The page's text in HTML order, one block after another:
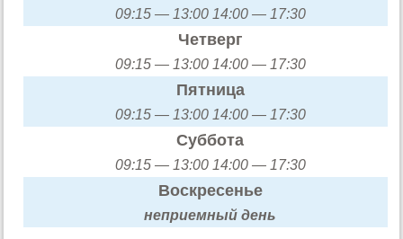
09:15 — 13:00 14:00 — 17:30
Четверг
09:15 — 13:00 14:00 — 17:30
Пятница
09:15 — 13:00 14:00 — 17:30
Суббота
09:15 — 13:00 14:00 — 17:30
Воскресенье
неприемный день